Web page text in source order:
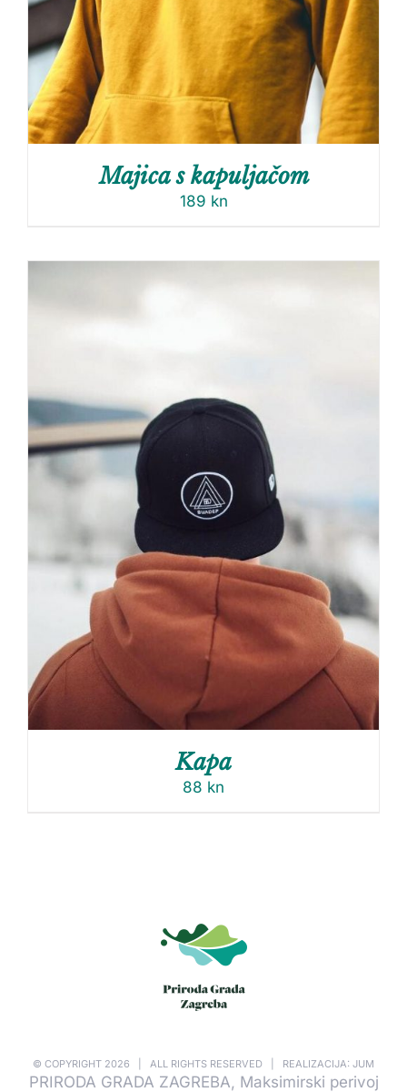
Majica s kapuljačom
189 kn
Kapa
88 kn
© COPYRIGHT 2026 | ALL RIGHTS RESERVED | REALIZACIJA: JUM
PRIRODA GRADA ZAGREBA, Maksimirski perivoj